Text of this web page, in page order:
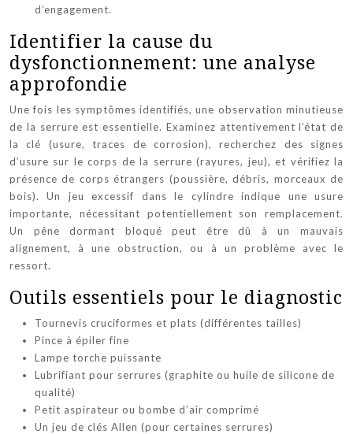
d’engagement.
Identifier la cause du
dysfonctionnement: une analyse
approfondie
Une fois les symptômes identifiés, une observation minutieuse
de la serrure est essentielle. Examinez attentivement l’état de
la clé (usure, traces de corrosion), recherchez des signes
d’usure sur le corps de la serrure (rayures, jeu), et vérifiez la
présence de corps étrangers (poussière, débris, morceaux de
bois). Un jeu excessif dans le cylindre indique une usure
importante, nécessitant potentiellement son remplacement.
Un pêne dormant bloqué peut être dû à un mauvais
alignement, à une obstruction, ou à un problème avec le
ressort.
Outils essentiels pour le diagnostic
Tournevis cruciformes et plats (différentes tailles)
Pince à épiler fine
Lampe torche puissante
Lubrifiant pour serrures (graphite ou huile de silicone de
qualité)
Petit aspirateur ou bombe d’air comprimé
Un jeu de clés Allen (pour certaines serrures)